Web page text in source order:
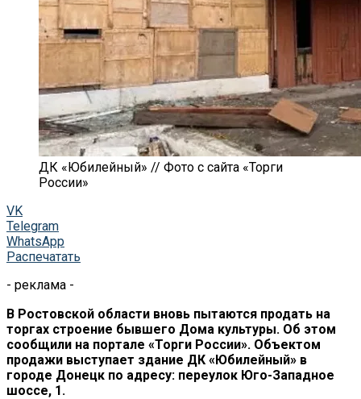
ДК «Юбилейный» // Фото с сайта «Торги
России»
VK
Telegram
WhatsApp
Распечатать
- реклама -
В Ростовской области вновь пытаются продать на
торгах строение бывшего Дома культуры. Об этом
сообщили на портале «Торги России». Объектом
продажи выступает здание ДК «Юбилейный» в
городе Донецк по адресу: переулок Юго-Западное
шоссе, 1.